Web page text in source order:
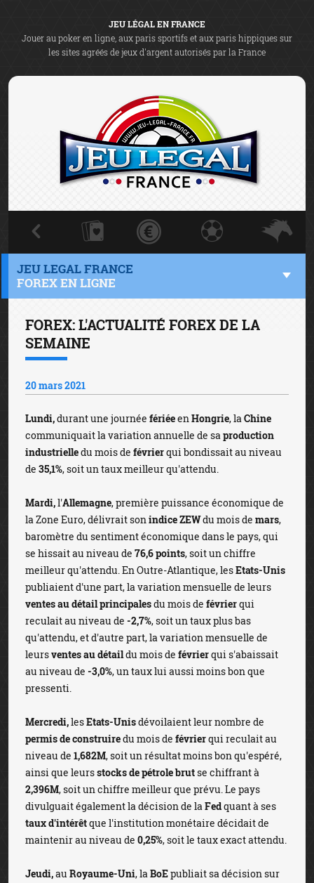
JEU LÉGAL EN FRANCE
Jouer au poker en ligne, aux paris sportifs et aux paris hippiques sur
les sites agréés de jeux d'argent autorisés par la France
JEU LEGAL FRANCE
FOREX EN LIGNE
FOREX: L'ACTUALITÉ FOREX DE LA
SEMAINE
20 mars 2021
Lundi,durant une journée fériéeenHongrie, laChine
communiquait la variation annuelle de saproduction
industrielledu mois de févrierqui bondissait au niveau
de 35,1%, soit un taux meilleur qu'attendu.
Mardi,l'Allemagne, première puissance économique de
la Zone Euro, délivrait sonindice ZEWdu mois de mars,
baromètre du sentiment économique dans le pays, qui
se hissait au niveau de 76,6 points, soit un chiffre
meilleur qu'attendu. En Outre-Atlantique, lesEtats-Unis
publiaient d'une part, la variation mensuelle de leurs
ventes au détail principalesdu mois de févrierqui
reculait au niveau de -2,7%, soit un taux plus bas
qu'attendu, et d'autre part, la variation mensuelle de
leursventes au détaildu mois de févrierqui s'abaissait
au niveau de -3,0%, un taux lui aussi moins bon que
pressenti.
Mercredi,lesEtats-Unisdévoilaient leur nombre de
permis de construiredu mois de févrierqui reculait au
niveau de 1,682M, soit un résultat moins bon qu'espéré,
ainsi que leursstocks de pétrole brutse chiffrant à
2,396M, soit un chiffre meilleur que prévu. Le pays
divulguait également la décision de laFedquant à ses
taux d'intérêtque l'institution monétaire décidait de
maintenir au niveau de 0,25%, soit le taux exact attendu.
Jeudi,au Royaume-Uni, laBoEpubliait sa décision sur